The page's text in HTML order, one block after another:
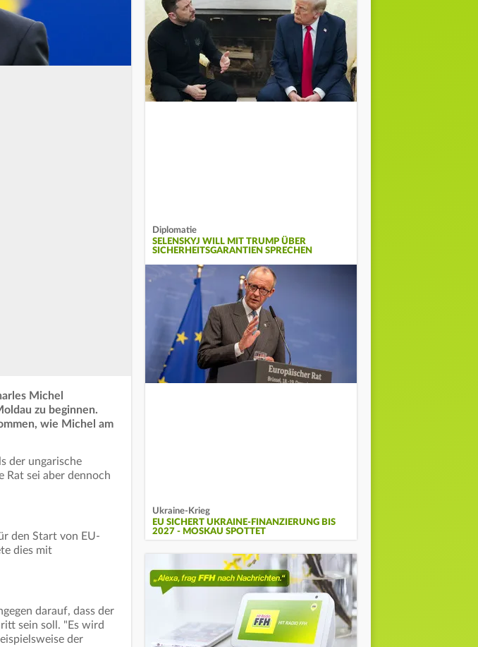
Michel
zu beginnen.
wie Michel am
der ungarische
Rat sei aber dennoch
den Start von EU-
dies mit
darauf, dass der
sein soll. "Es wird
der
Diplomatie
SELENSKYJ WILL MIT TRUMP ÜBER
SICHERHEITSGARANTIEN SPRECHEN
Ukraine-Krieg
EU SICHERT UKRAINE-FINANZIERUNG BIS
2027 - MOSKAU SPOTTET